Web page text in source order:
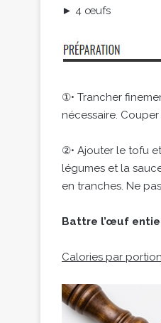
► 4 œufs
①• Trancher
nécessaire.
②• Ajouter le tofu
légumes et la
en tranches. Ne
Battre l’œuf
Calories par portion